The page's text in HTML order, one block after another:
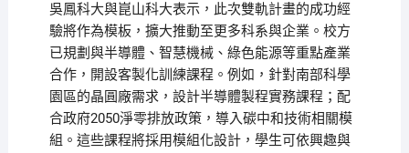
吳鳳科大與崑山科大表示，此次雙軌計畫的成功經
驗將作為模板，擴大推動至更多科系與企業。校方
已規劃與半導體、智慧機械、綠色能源等重點產業
合作，開設客製化訓練課程。例如，針對南部科學
園區的晶圓廠需求，設計半導體製程實務課程；配
合政府2050淨零排放政策，導入碳中和技術相關模
組。這些課程將採用模組化設計，學生可依興趣與